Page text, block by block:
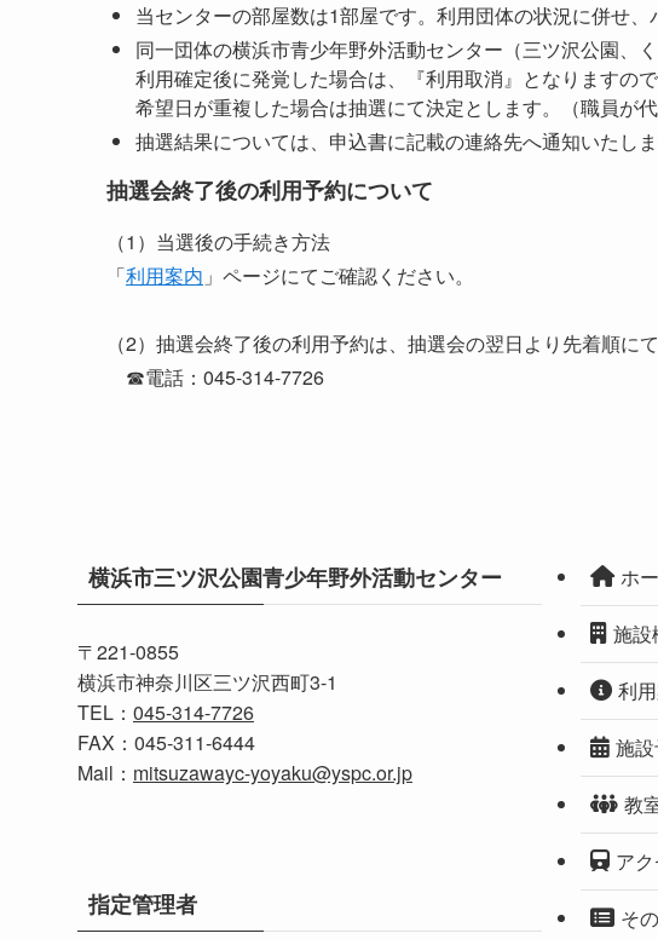
当センターの部屋数は1部屋です。利用団体の状況に併せ
同一団体の横浜市青少年野外活動センター（三ツ沢公園、
利用確定後に発覚した場合は、『利用取消』となりますので
希望日が重複した場合は抽選にて決定とします。（職員が代
抽選結果については、申込書に記載の連絡先へ通知いたしま
抽選会終了後の利用予約について
（1）当選後の手続き方法
「利用案内 」ページにてご確認ください。
（2）抽選会終了後の利用予約は、抽選会の翌日より先着順に
☎電話：045-314-7726
横浜市三ツ沢公園青少年野外活動センター
〒221-0855
横浜市神奈川区三ツ沢西町3-1
TEL： 045-314-7726
FAX：045‐311‐6444
Mail： mitsuzawayc-yoyaku@yspc.or.jp
指定管理者
ホ
施設
利
施
教
ア
そ